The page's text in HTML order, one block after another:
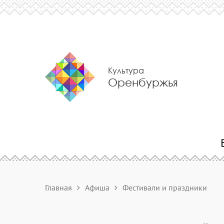
Культура
Оренбуржья
Главная Афиша Фестивали и праздники